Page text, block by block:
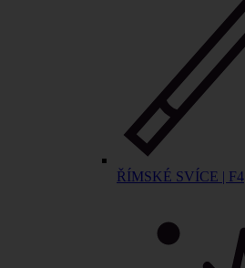
ŘÍMSKÉ SVÍCE | F4